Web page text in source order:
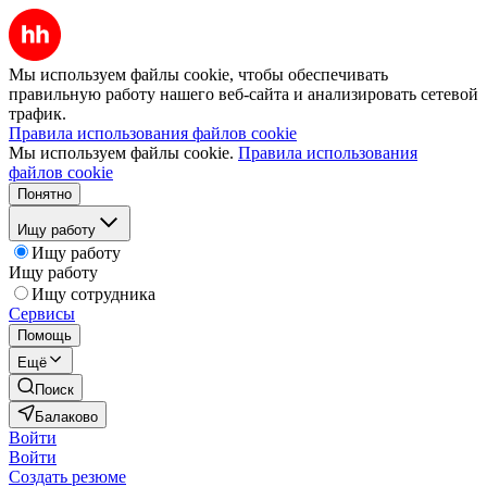
Мы используем файлы cookie, чтобы обеспечивать
правильную работу нашего веб-сайта и анализировать сетевой
трафик.
Правила использования файлов cookie
Мы используем файлы cookie. Правила использования
файлов cookie
Понятно
Ищу работу
Ищу работу
Ищу работу
Ищу сотрудника
Сервисы
Помощь
Ещё
Поиск
Балаково
Войти
Войти
Создать резюме